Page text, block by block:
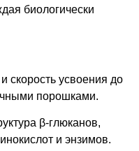
биологически
скорость усвоения до
порошками.
β-глюканов,
и энзимов.